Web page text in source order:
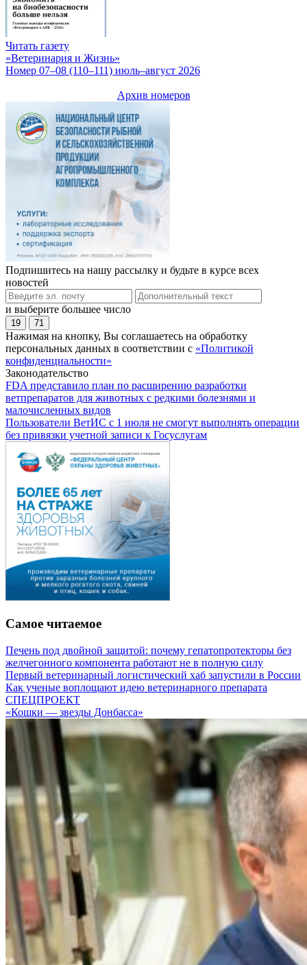
Читать газету
«Ветеринария и Жизнь»
Номер 07–08 (110–111) июль–август 2026
Архив номеров
Подпишитесь на нашу рассылку и будьте в курсе всех
новостей
и выберите большее число
19 71
Нажимая на кнопку, Вы соглашаетесь на обработку
персональных данных в соответствии с «Политикой
конфиденциальности»
Законодательство
FDA представило план по расширению разработки
ветпрепаратов для животных с редкими болезнями и
малочисленных видов
Пользователи ВетИС с 1 июля не смогут выполнять операции
без привязки учетной записи к Госуслугам
Самое читаемое
Печень под двойной защитой: почему гепатопротекторы без
желчегонного компонента работают не в полную силу
Первый ветеринарный логистический хаб запустили в России
Как ученые воплощают идею ветеринарного препарата
СПЕЦПРОЕКТ
«Кошки — звезды Донбасса»